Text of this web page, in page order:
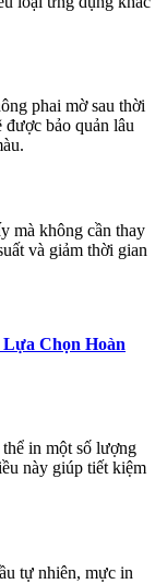
phai mờ sau thời
được bảo quản lâu
mà không cần thay
và giảm thời gian
Chọn Hoàn
in một số lượng
này giúp tiết kiệm
tự nhiên, mực in